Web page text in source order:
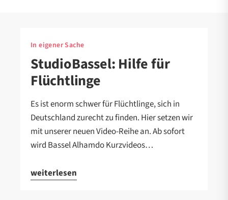
In eigener Sache
StudioBassel: Hilfe für
Flüchtlinge
Es ist enorm schwer für Flüchtlinge, sich in
Deutschland zurecht zu finden. Hier setzen wir
mit unserer neuen Video-Reihe an. Ab sofort
wird Bassel Alhamdo Kurzvideos…
weiterlesen